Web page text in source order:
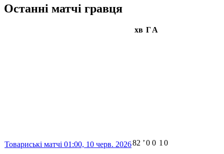
Останні матчі гравця
хв ГА
Товариські матчі 01:00, 10 черв. 202682 ʼ0 0 1 0